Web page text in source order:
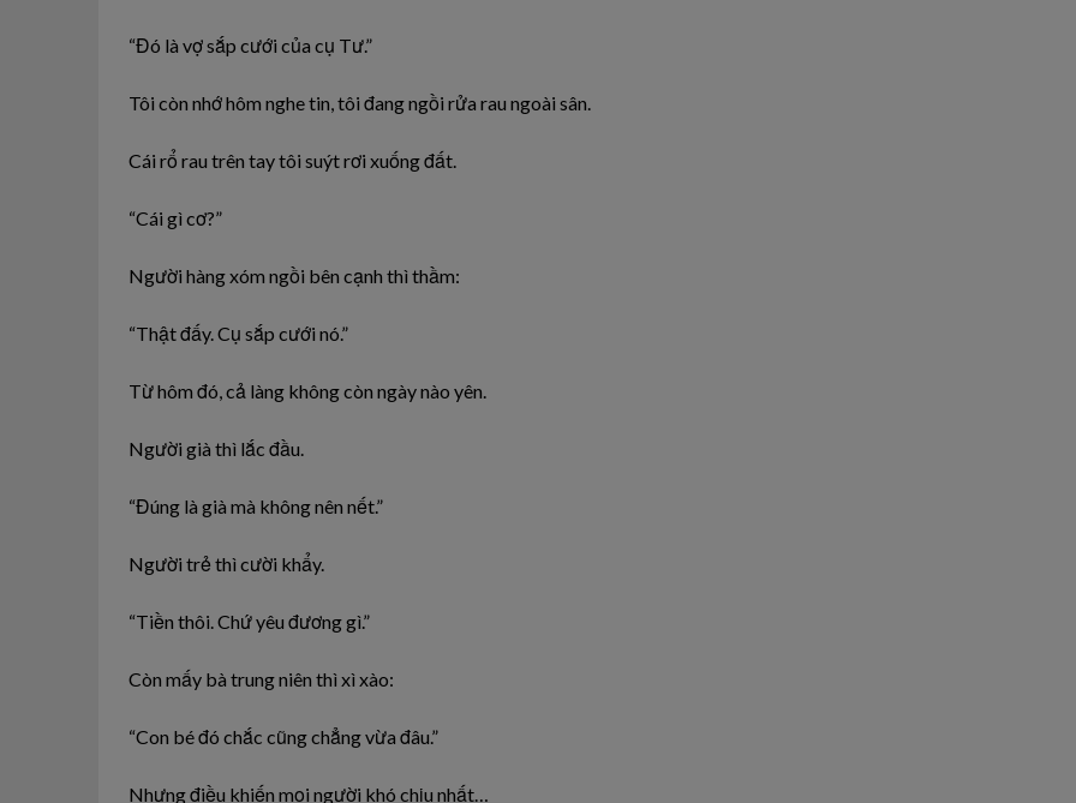
“Đó là vợ sắp cưới của cụ Tư.”
Tôi còn nhớ hôm nghe tin, tôi đang ngồi rửa rau ngoài sân.
Cái rổ rau trên tay tôi suýt rơi xuống đất.
“Cái gì cơ?”
Người hàng xóm ngồi bên cạnh thì thầm:
“Thật đấy. Cụ sắp cưới nó.”
Từ hôm đó, cả làng không còn ngày nào yên.
Người già thì lắc đầu.
“Đúng là già mà không nên nết.”
Người trẻ thì cười khẩy.
“Tiền thôi. Chứ yêu đương gì.”
Còn mấy bà trung niên thì xì xào:
“Con bé đó chắc cũng chẳng vừa đâu.”
Nhưng điều khiến mọi người khó chịu nhất…